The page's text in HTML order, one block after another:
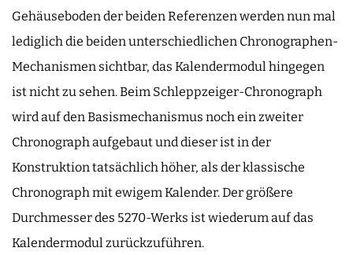
Gehäuseboden der beiden Referenzen werden nun mal
lediglich die beiden unterschiedlichen Chronographen-
Mechanismen sichtbar, das Kalendermodul hingegen
ist nicht zu sehen. Beim Schleppzeiger-Chronograph
wird auf den Basismechanismus noch ein zweiter
Chronograph aufgebaut und dieser ist in der
Konstruktion tatsächlich höher, als der klassische
Chronograph mit ewigem Kalender. Der größere
Durchmesser des 5270-Werks ist wiederum auf das
Kalendermodul zurückzuführen.